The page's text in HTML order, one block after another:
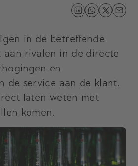
in de betreffende
aan rivalen in de directe
en
de service aan de klant.
laten weten met
komen.